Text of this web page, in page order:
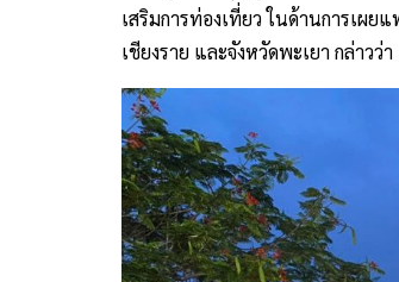
เสริมการท่องเที่ยว ในด้านการเผย
เชียงราย และจังหวัดพะเยา กล่าวว่า